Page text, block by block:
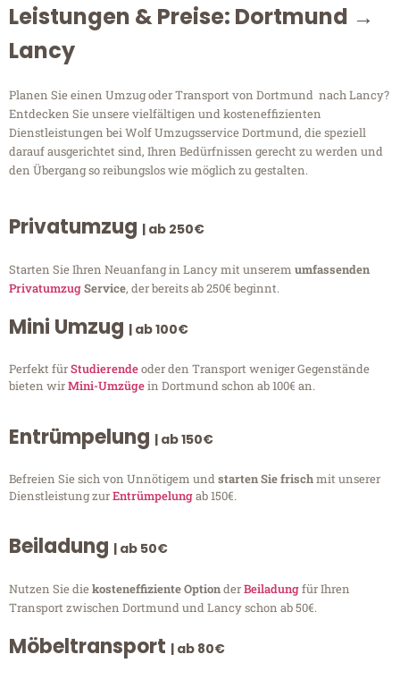
Leistungen & Preise: Dortmund →
Lancy
Planen Sie einen Umzug oder Transport von Dortmund nach Lancy?
Entdecken Sie unsere vielfältigen und kosteneffizienten
Dienstleistungen bei Wolf Umzugsservice Dortmund, die speziell
darauf ausgerichtet sind, Ihren Bedürfnissen gerecht zu werden und
den Übergang so reibungslos wie möglich zu gestalten.
Privatumzug | ab 250€
Starten Sie Ihren Neuanfang in Lancy mit unserem umfassenden
PrivatumzugService, der bereits ab 250€ beginnt.
Mini Umzug | ab 100€
Perfekt fürStudierendeoder den Transport weniger Gegenstände
bieten wirMini-Umzügein Dortmund schon ab 100€ an.
Entrümpelung | ab 150€
Befreien Sie sich von Unnötigem undstarten Sie frischmit unserer
Dienstleistung zurEntrümpelungab 150€.
Beiladung | ab 50€
Nutzen Sie diekosteneffiziente OptionderBeiladungfür Ihren
Transport zwischen Dortmund und Lancy schon ab 50€.
Möbeltransport | ab 80€